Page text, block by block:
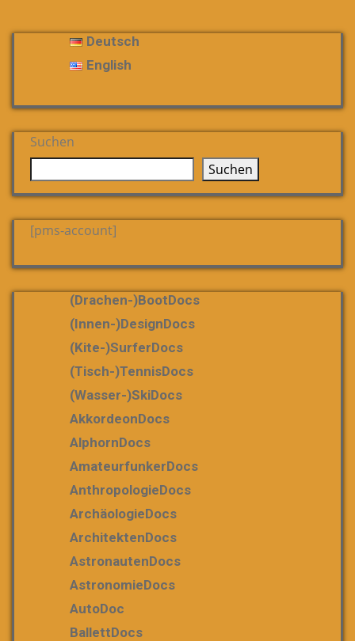
Deutsch
English
Suchen
Suchen
[pms-account]
(Drachen-)bootDocs
(Innen-)DesignDocs
(Kite-)SurferDocs
(Tisch-)TennisDocs
(Wasser-)SkiDocs
AkkordeonDocs
AlphornDocs
AmateurfunkerDocs
AnthropologieDocs
ArchäologieDocs
ArchitektenDocs
AstronautenDocs
AstronomieDocs
AutoDoc
BallettDocs